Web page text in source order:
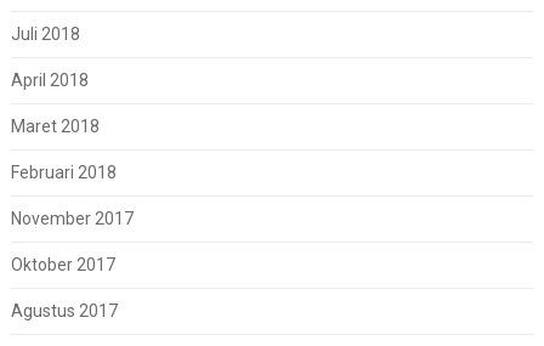
Juli 2018
April 2018
Maret 2018
Februari 2018
November 2017
Oktober 2017
Agustus 2017